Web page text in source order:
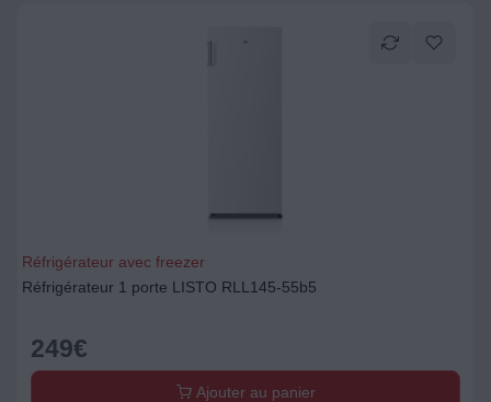
Réfrigérateur avec freezer
Réfrigérateur 1 porte LISTO RLL145-55b5
249€
Ajouter au panier